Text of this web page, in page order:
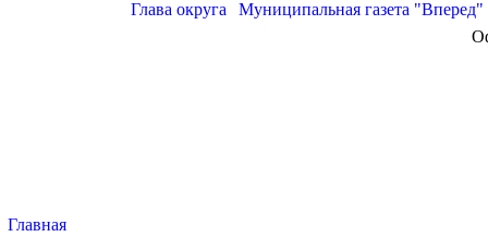
Глава округа Муниципальная газета "Вперед"
Главная